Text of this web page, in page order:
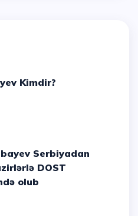
Kimdir?
DOST
olub